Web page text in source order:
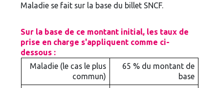
Maladie se fait sur la base du billet SNCF.
Sur la base de ce montant initial, les taux de
prise en charge s'appliquent comme ci-
dessous :
Maladie (le cas le plus
commun)
65 % du montant de
base